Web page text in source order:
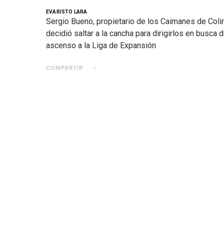
EVARISTO LARA
Sergio Bueno, propietario de los Caimanes de
decidió saltar a la cancha para dirigirlos en busca
ascenso a la Liga de Expansión
COMPARTIR